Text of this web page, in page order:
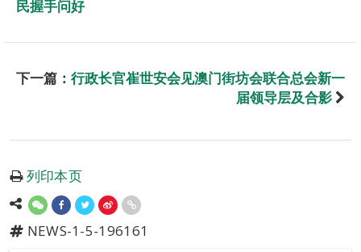
民握手问好
下一篇： 行政长官崔世安会见澳门街坊会联合总会新一
届领导层及合影
列印本页
NEWS-1-5-196161